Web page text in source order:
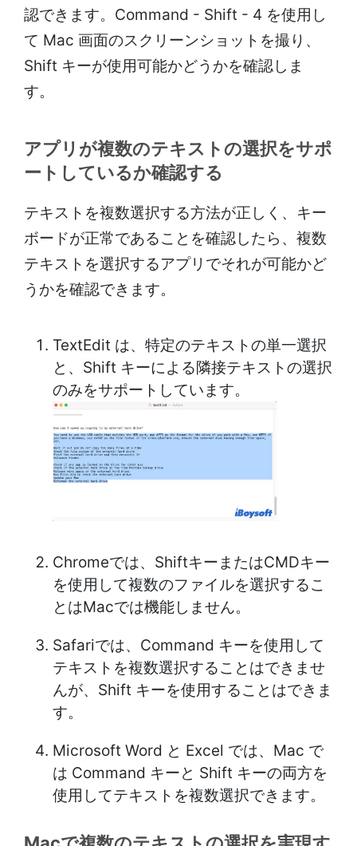
認できます。Command - Shift - 4 を使用し
て Mac 画面のスクリーンショットを撮り、
Shift キーが使用可能かどうかを確認しま
す。
アプリが複数のテキストの選択をサポ
ートしているか確認する
テキストを複数選択する方法が正しく、キー
ボードが正常であることを確認したら、複数
テキストを選択するアプリでそれが可能かど
うかを確認できます。
TextEdit は、特定のテキストの単一選択
と、Shift キーによる隣接テキストの選択
のみをサポートしています。
Chromeでは、ShiftキーまたはCMDキー
を使用して複数のファイルを選択するこ
とはMacでは機能しません。
Safariでは、Command キーを使用して
テキストを複数選択することはできませ
んが、Shift キーを使用することはできま
す。
Microsoft Word と Excel では、Mac で
は Command キーと Shift キーの両方を
使用してテキストを複数選択できます。